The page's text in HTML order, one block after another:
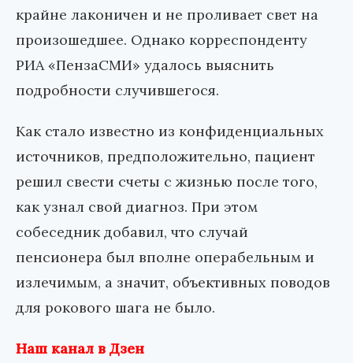
крайне лаконичен и не проливает свет на
произошедшее. Однако корреспонденту
РИА «ПензаСМИ» удалось выяснить
подробности случившегося.
Как стало известно из конфиденциальных
источников, предположительно, пациент
решил свести счеты с жизнью после того,
как узнал свой диагноз. При этом
собеседник добавил, что случай
пенсионера был вполне операбельным и
излечимым, а значит, объективных поводов
для рокового шага не было.
Наш канал в Дзен